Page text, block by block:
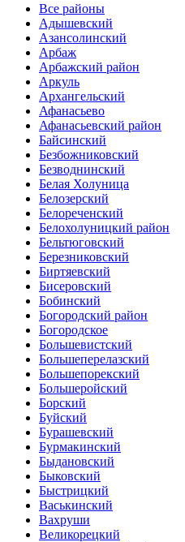
Все районы
Адышевский
Азансолинский
Арбаж
Арбажский район
Аркуль
Архангельский
Афанасьево
Афанасьевский район
Байсинский
Безбожниковский
Безводнинский
Белая Холуница
Белозерский
Белореченский
Белохолуницкий район
Бельтюговский
Березниковский
Биртяевский
Бисеровский
Бобинский
Богородский район
Богородское
Большевистский
Большеперелазский
Большепорекский
Большеройский
Борский
Буйский
Бурашевский
Бурмакинский
Быдановский
Быковский
Быстрицкий
Васькинский
Вахруши
Великорецкий